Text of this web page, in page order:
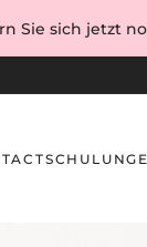
Sie sich jetzt